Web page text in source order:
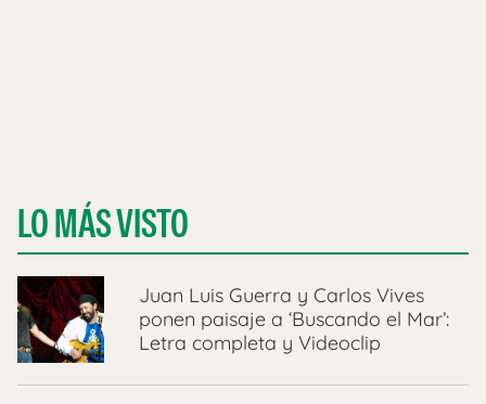
LO MÁS VISTO
Juan Luis Guerra y Carlos Vives
ponen paisaje a ‘Buscando el Mar’:
Letra completa y Videoclip